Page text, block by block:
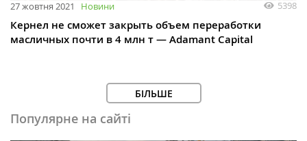
27 жовтня 2021 Новини 5398
Кернел не сможет закрыть объем переработки
масличных почти в 4 млн т — Adamant Сapital
БІЛЬШЕ
Популярне на сайті